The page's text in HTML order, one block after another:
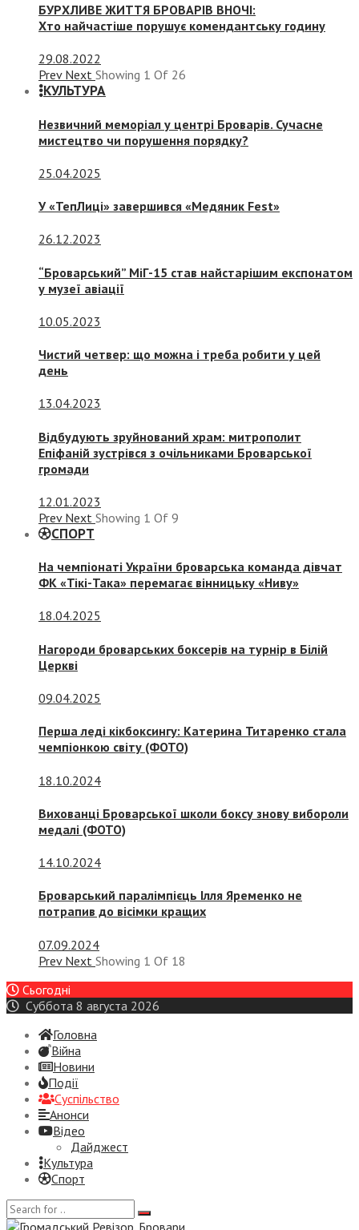
БУРХЛИВЕ ЖИТТЯ БРОВАРІВ ВНОЧІ:
Хто найчастіше порушує комендантську годину
29.08.2022
Prev Next Showing 1 Of 26
КУЛЬТУРА
Незвичний меморіал у центрі Броварів. Сучасне
мистецтво чи порушення порядку?
25.04.2025
У «ТепЛиці» завершився «Медяник Fest»
26.12.2023
“Броварський” МіГ-15 став найстарішим експонатом
у музеї авіації
10.05.2023
Чистий четвер: що можна і треба робити у цей
день
13.04.2023
Відбудують зруйнований храм: митрополит
Епіфаній зустрівся з очільниками Броварської
громади
12.01.2023
Prev Next Showing 1 Of 9
СПОРТ
На чемпіонаті України броварська команда дівчат
ФК «Тікі-Така» перемагає вінницьку «Ниву»
18.04.2025
Нагороди броварських боксерів на турнір в Білій
Церкві
09.04.2025
Перша леді кікбоксингу: Катерина Титаренко стала
чемпіонкою світу (ФОТО)
18.10.2024
Вихованці Броварської школи боксу знову вибороли
медалі (ФОТО)
14.10.2024
Броварський паралімпієць Ілля Яременко не
потрапив до вісімки кращих
07.09.2024
Prev Next Showing 1 Of 18
Сьогодні
Суббота 8 августа 2026
Головна
Війна
Новини
Події
Суспiльство
Анонси
Відео
Дайджест
Культура
Спорт